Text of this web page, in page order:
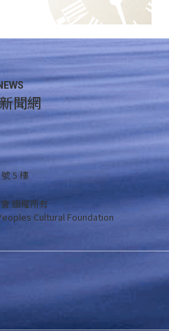
聞網
5 樓
版權所有
Cultural Foundation